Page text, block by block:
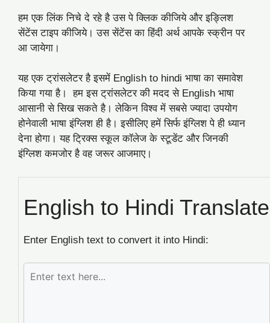
हम एक लिंक निचे दे रहे है उस पे क्लिक कीजिये और इङ्लिश
सेंटेंस टाइप कीजिये। उस सेंटेंस का हिंदी अर्थ आपके स्क्रीन पर
आ जायेगा।
यह एक ट्रांसलेटर है इसमें English to hindi भाषा का समावेश
किया गया है। हम इस ट्रांसलेटर की मदद से English भाषा
आसानी से सिख सकते है। लेकिन विश्व में सबसे ज्यादा उपयोग
होनेवाली भाषा इंग्लिश ही है। इसीलिए हमें सिर्फ इंग्लिश पे ही ध्यान
देना होगा। यह ट्रिक्स स्कूल कॉलेज के स्टूडेंट और जिनकी
इंग्लिश कमजोर है वह जरूर आजमाए।
English to Hindi Translate
Enter English text to convert it into Hindi: